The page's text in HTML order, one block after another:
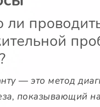
— это метод
показывающий